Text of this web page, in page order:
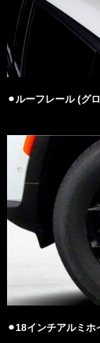
⚫︎ルーフレール (グ
⚫︎18インチアルミ